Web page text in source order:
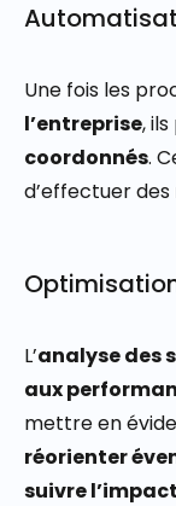
Une fois les
l’entreprise,
coordonnés.
d’effectuer des
L’analyse des
aux
mettre en
réorienter
suivre